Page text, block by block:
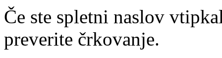
Če ste spletni naslov
preverite črkovanje.